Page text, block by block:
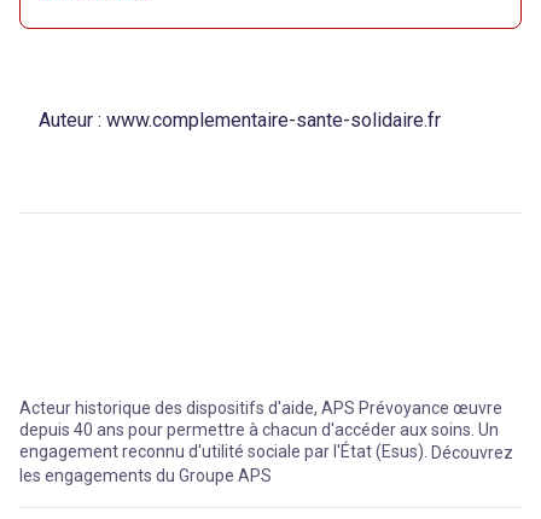
Auteur : www.complementaire-sante-solidaire.fr
Acteur historique des dispositifs d'aide, APS Prévoyance œuvre
depuis 40 ans pour permettre à chacun d'accéder aux soins. Un
engagement reconnu d'utilité sociale par l'État (Esus). Découvrez
les engagements du Groupe APS